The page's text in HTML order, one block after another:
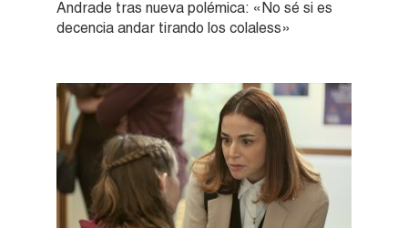
Andrade tras nueva polémica: «No sé si es
decencia andar tirando los colaless»